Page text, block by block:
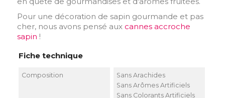
Pour une décoration de sapin gourmande et pas
cher, nous avons pensé aux cannes accroche
sapin !
Fiche technique
Composition
Sans Arachides
Sans Arômes Artificiels
Sans Colorants Artificiels